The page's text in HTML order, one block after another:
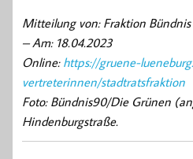
Mitteilung von: Fraktion
–Am: 18.04.2023
Online: https://gruene-
vertreterinnen/stadtratsfraktion
Foto: Bündnis90/Die Grünen
Hindenburgstraße.